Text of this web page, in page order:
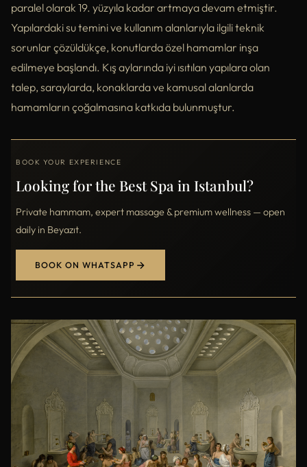
paralel olarak 19. yüzyıla kadar artmaya devam etmiştir.
Yapılardaki su temini ve kullanım alanlarıyla ilgili teknik
sorunlar çözüldükçe, konutlarda özel hamamlar inşa
edilmeye başlandı. Kış aylarında iyi ısıtılan yapılara olan
talep, saraylarda, konaklarda ve kamusal alanlarda
hamamların çoğalmasına katkıda bulunmuştur.
BOOK YOUR EXPERIENCE
Looking for the Best Spa in Istanbul?
Private hammam, expert massage & premium wellness — open
daily in Beyazıt.
BOOK ON WHATSAPP